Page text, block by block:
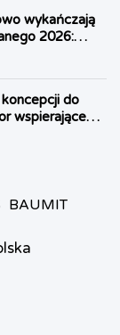
wykańczają
2026:
do
wspierające
BAUMIT